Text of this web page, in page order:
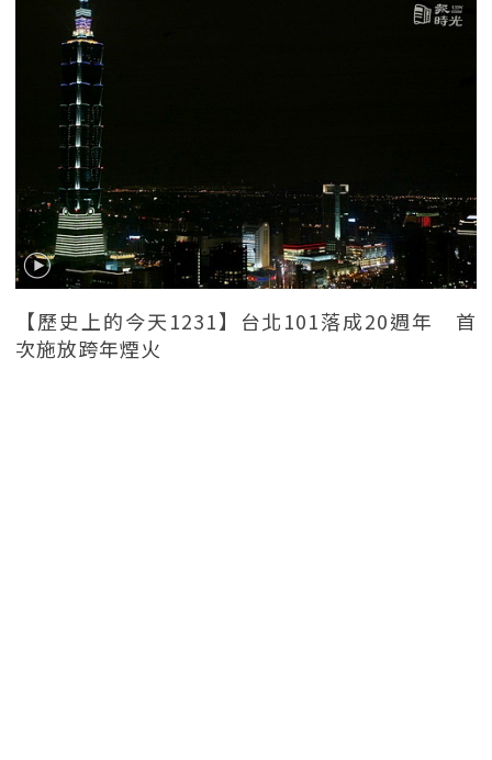
【歷史上的今天1231】台北101落成20週年 首
次施放跨年煙火